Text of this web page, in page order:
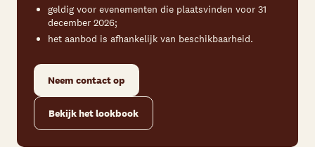
geldig voor evenementen die plaatsvinden voor 31
december 2026;
het aanbod is afhankelijk van beschikbaarheid.
Neem contact op
Bekijk het lookbook